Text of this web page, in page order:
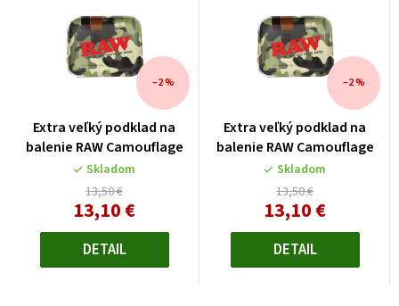
Extra veľký podklad na
balenie RAW Camouflage
Skladom
13,50 €
–2 %
13,10 €
DETAIL
Extra veľký podklad na
balenie RAW Camouflage
Skladom
13,50 €
–2 %
13,10 €
DETAIL